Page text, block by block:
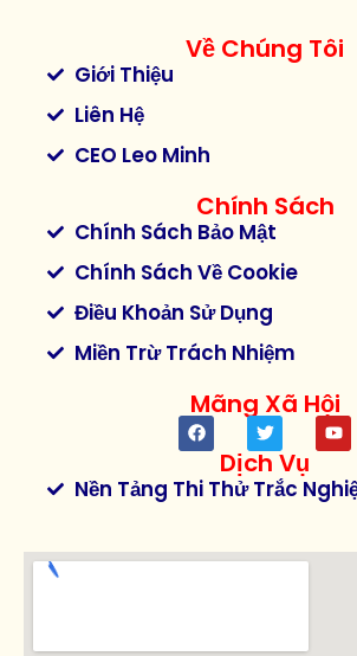
Về Chúng Tôi
Giới Thiệu
Liên Hệ
CEO Leo Minh
Chính Sách
Chính Sách Bảo Mật
Chính Sách Về Cookie
Điều Khoản Sử Dụng
Miền Trừ Trách Nhiệm
Mãng Xã Hội
Dịch Vụ
Nền Tảng Thi Thử Trắc